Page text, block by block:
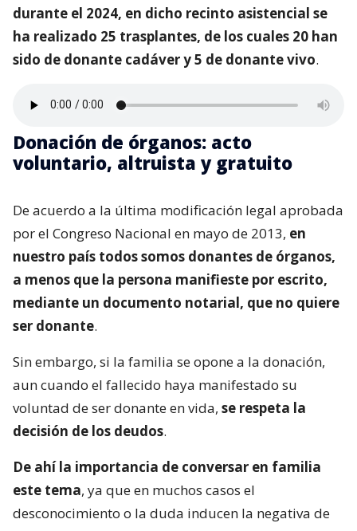
durante el 2024, en dicho recinto asistencial se
ha realizado 25 trasplantes, de los cuales 20 han
sido de donante cadáver y 5 de donante vivo.
Donación de órganos: acto
voluntario, altruista y gratuito
De acuerdo a la última modificación legal aprobada
por el Congreso Nacional en mayo de 2013, en
nuestro país todos somos donantes de órganos,
a menos que la persona manifieste por escrito,
mediante un documento notarial, que no quiere
ser donante.
Sin embargo, si la familia se opone a la donación,
aun cuando el fallecido haya manifestado su
voluntad de ser donante en vida, se respeta la
decisión de los deudos.
De ahí la importancia de conversar en familia
este tema, ya que en muchos casos el
desconocimiento o la duda inducen la negativa de